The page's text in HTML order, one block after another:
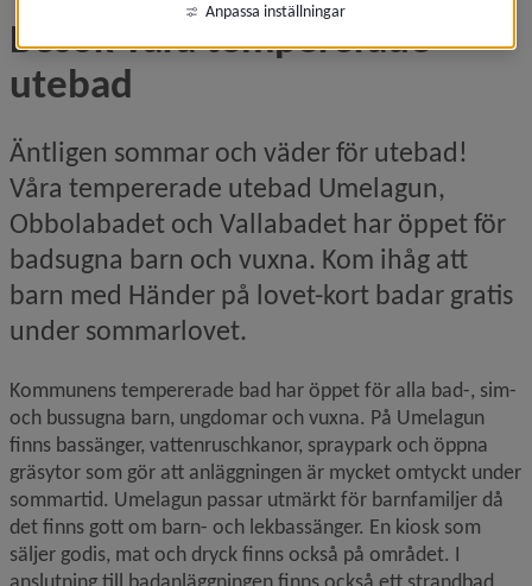
Besök våra tempererade
utebad
Äntligen sommar och väder för utebad!
Våra tempererade utebad Umelagun,
Obbolabadet och Vallabadet har öppet för
badsugna barn och vuxna. Kom ihåg att
barn med Händer på lovet-kort badar gratis
under sommarlovet.
Kommunens tempererade bad har öppet för alla bad-, sim-
och bussugna barn, ungdomar och vuxna. På Umelagun
finns bassänger, vattenruschkanor, spraypark och öppna
gräsytor som gör att anläggningen är mycket omtyckt under
sommartid. Umelagun passar utmärkt för barnfamiljer då
det finns gott om barn- och lekbassänger. En kiosk som
säljer godis, mat och dryck finns också på området. I
Anpassa inställningar